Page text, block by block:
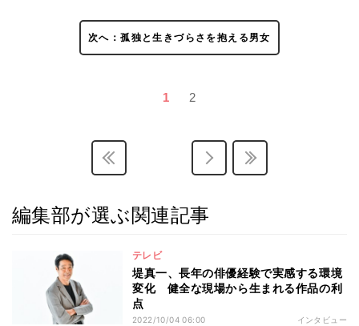
次へ：孤独と生きづらさを抱える男女
1 2
編集部が選ぶ関連記事
テレビ
堤真一、長年の俳優経験で実感する環境
変化 健全な現場から生まれる作品の利
点
2022/10/04 06:00 インタビュー